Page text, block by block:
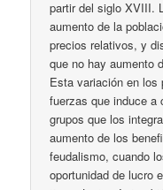
partir del siglo XVIII.
aumento de la
precios relativos, y
que no hay aumento
Esta variación en los
fuerzas que induce a
grupos que los
aumento de los
feudalismo, cuando
oportunidad de lucro